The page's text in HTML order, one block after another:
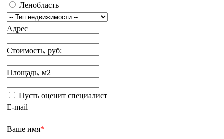
Ленобласть
Адрес
Стоимость, руб:
Площадь, м2
Пусть оценит специалист
E-mail
Ваше имя*